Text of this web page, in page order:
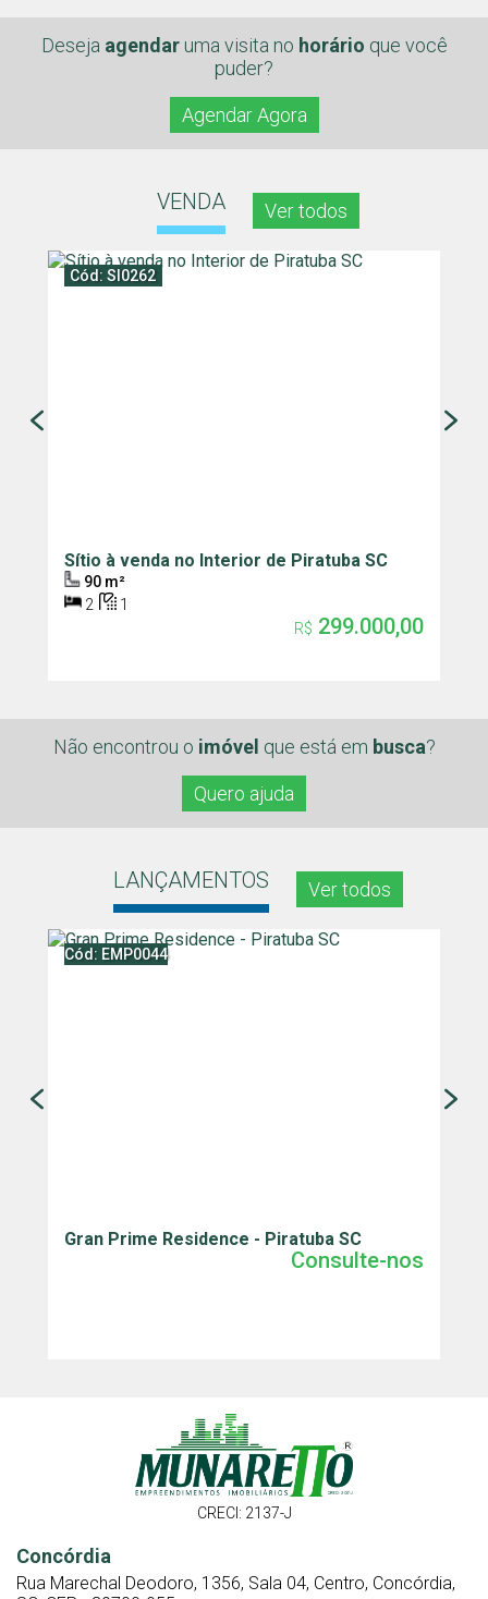
Deseja agendaruma visita no horário que você
puder?
Agendar Agora
VENDA Ver todos
Cód: SI0262
Sítio à venda no Interior de Piratuba SC
90 m²
2
1
R$ 299.000,00
Não encontrou o imóvel que está em busca?
Quero ajuda
LANÇAMENTOS Ver todos
Cód: EMP0044
Gran Prime Residence - Piratuba SC
Consulte-nos
CRECI: 2137-J
Concórdia
Rua Marechal Deodoro, 1356, Sala 04, Centro, Concórdia,